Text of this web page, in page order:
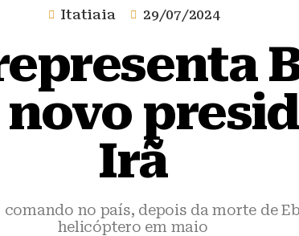
Itatiaia 29/07/2024
novo
Irã
no país, depois da morte de
helicóptero em maio